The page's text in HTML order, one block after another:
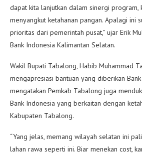
dapat kita lanjutkan dalam sinergi program,
menyangkut ketahanan pangan. Apalagi ini
prioritas dari pemerintah pusat,” ujar Erik
Bank Indonesia Kalimantan Selatan.
Wakil Bupati Tabalong, Habib Muhammad
mengapresiasi bantuan yang diberikan
mengatakan Pemkab Tabalong juga
Bank Indonesia yang berkaitan dengan
Kabupaten Tabalong.
“Yang jelas, memang wilayah selatan ini
lahan rawa seperti ini. Biar menekan cost,